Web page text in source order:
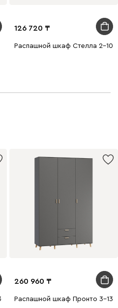
126 720
Распашной шкаф Стелла 2-
Белый
260 960
Распашной шкаф Пронто 3-